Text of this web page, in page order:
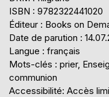
ISBN : 9782322441020
Éditeur : Books on
Date de parution :
Langue : français
Mots-clés : prier,
communion
Accessibilité: Accès